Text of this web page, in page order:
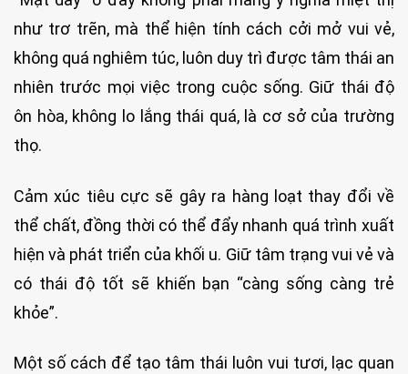
như trơ trẽn, mà thể hiện tính cách cởi mở vui vẻ,
không quá nghiêm túc, luôn duy trì được tâm thái an
nhiên trước mọi việc trong cuộc sống. Giữ thái độ
ôn hòa, không lo lắng thái quá, là cơ sở của trường
thọ.
Cảm xúc tiêu cực sẽ gây ra hàng loạt thay đổi về
thể chất, đồng thời có thể đẩy nhanh quá trình xuất
hiện và phát triển của khối u. Giữ tâm trạng vui vẻ và
có thái độ tốt sẽ khiến bạn “càng sống càng trẻ
khỏe”.
Một số cách để tạo tâm thái luôn vui tươi, lạc quan